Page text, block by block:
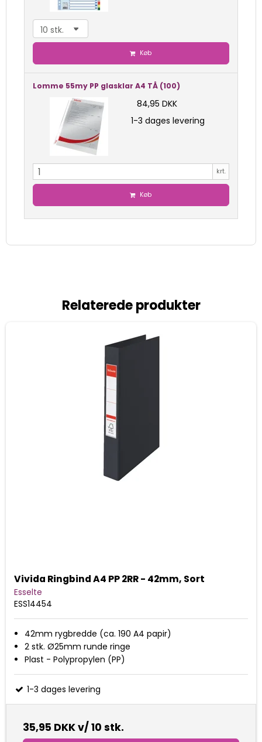
Køb
Lomme 55my PP glasklar A4 TÅ (100)
84,95 DKK
1-3 dages levering
krt.
Køb
Relaterede produkter
Vivida Ringbind A4 PP 2RR - 42mm, Sort
Esselte
ESS14454
42mm rygbredde (ca. 190 A4 papir)
2 stk. Ø25mm runde ringe
Plast - Polypropylen (PP)
1-3 dages levering
35,95 DKKv/ 10 stk.